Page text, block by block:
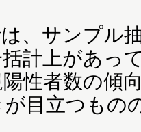
、サンプル
計上があっ
性者数の傾
目立つもの